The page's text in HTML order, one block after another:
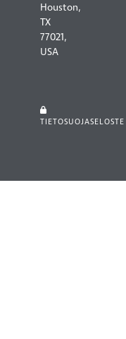
Houston,
TX
77021,
USA
TIETOSUOJASELOSTE